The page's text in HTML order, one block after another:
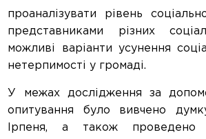
проаналізувати рівень
представниками різних
можливі варіанти усунення
нетерпимості у громаді.
У межах дослідження за
опитування було вивчено
Ірпеня, а також проведено